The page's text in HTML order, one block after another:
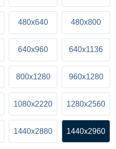
480x640 480x800
640x960 640x1136
800x1280 960x1280
1080x2220 1280x2560
1440x2880 1440x2960